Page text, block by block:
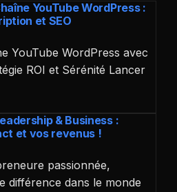
YouTube WordPress :
et SEO
YouTube WordPress avec
ROI et Sérénité Lancer
& Business :
et vos revenus !
passionnée,
différence dans le monde